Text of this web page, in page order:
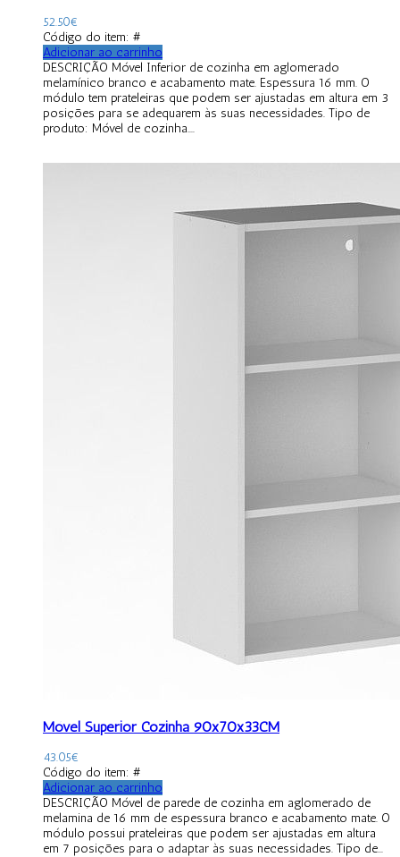
52.50€
Código do item: #
Adicionar ao carrinho
DESCRIÇÃO Móvel Inferior de cozinha em aglomerado
melamínico branco e acabamento mate. Espessura 16 mm. O
módulo tem prateleiras que podem ser ajustadas em altura em 3
posições para se adequarem às suas necessidades. Tipo de
produto: Móvel de cozinha....
Móvel Superior Cozinha 90x70x33CM
43.05€
Código do item: #
Adicionar ao carrinho
DESCRIÇÃO Móvel de parede de cozinha em aglomerado de
melamina de 16 mm de espessura branco e acabamento mate. O
módulo possui prateleiras que podem ser ajustadas em altura
em 7 posições para o adaptar às suas necessidades. Tipo de...